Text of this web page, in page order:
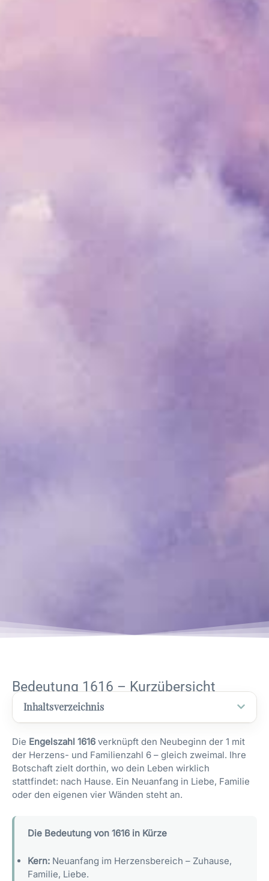
Bedeutung 1616 – Kurzübersicht
Inhaltsverzeichnis
Die Engelszahl 1616 verknüpft den Neubeginn der 1 mit
der Herzens- und Familienzahl 6 – gleich zweimal. Ihre
Botschaft zielt dorthin, wo dein Leben wirklich
stattfindet: nach Hause. Ein Neuanfang in Liebe, Familie
oder den eigenen vier Wänden steht an.
Die Bedeutung von 1616 in Kürze
Kern: Neuanfang im Herzensbereich – Zuhause,
Familie, Liebe.